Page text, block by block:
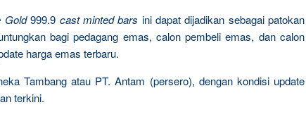
Gold999.9 cast minted bars ini dapat dijadikan sebagai patokan
bagi pedagang emas, calon pembeli emas, dan calon
harga emas terbaru.
Tambang atau PT. Antam (persero), dengan kondisi update
terkini.